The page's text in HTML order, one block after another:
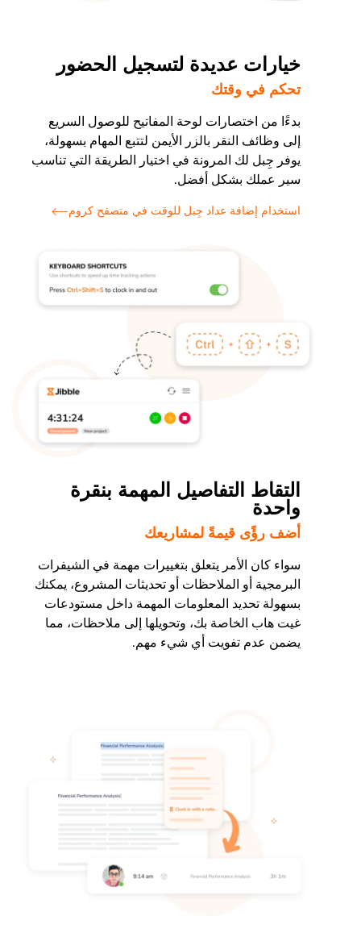
خيارات عديدة لتسجيل الحضور
تحكم في وقتك
بدءًا من اختصارات لوحة المفاتيح للوصول السريع
إلى وظائف النقر بالزر الأيمن لتتبع المهام بسهولة،
يوفر جِبل لك المرونة في اختيار الطريقة التي تناسب
سير عملك بشكل أفضل.
استخدام إضافة عداد جِبل للوقت في متصفح كروم
التقاط التفاصيل المهمة بنقرة
واحدة
أضف رؤًى قيمةً لمشاريعك
سواء كان الأمر يتعلق بتغييرات مهمة في الشيفرات
البرمجية أو الملاحظات أو تحديثات المشروع، يمكنك
بسهولة تحديد المعلومات المهمة داخل مستودعات
غيت هاب الخاصة بك، وتحويلها إلى ملاحظات، مما
يضمن عدم تفويت أي شيء مهم.